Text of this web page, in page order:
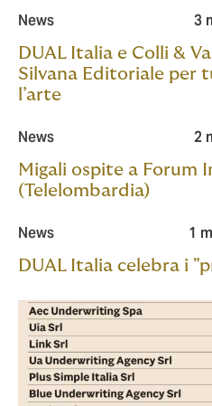
News 3
DUAL Italia e Colli &
Silvana Editoriale per
l’arte
News 2
Migali ospite a Forum
(Telelombardia)
News 1
DUAL Italia celebra i